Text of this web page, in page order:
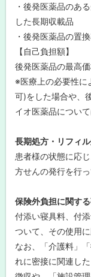
・後発医薬品のあ
した長期収載品
・後発医薬品の置
【自己負担額】
後発医薬品の最高
※医療上の必要性に
可)をした場合や、
イオ医薬品につい
長期処方・リフィ
患者様の状態に応
方せんの発行を行っ
保険外負担に関す
付添い寝具料、付
ついて、その使用
なお、「介護料」
れに密接に関連し